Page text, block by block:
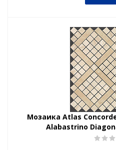
Мозаика Atlas
Alabastrino